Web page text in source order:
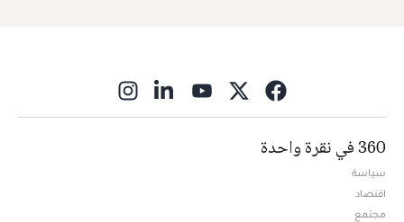
360 في نقرة واحدة
سياسة
اقتصاد
مجتمع